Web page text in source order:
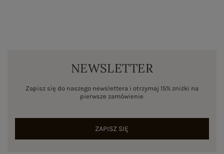
NEWSLETTER
Zapisz się do naszego newslettera i otrzymaj 15% zniżki na
pierwsze zamówienie
ZAPISZ SIĘ